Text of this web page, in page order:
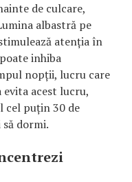
de culcare,
albastră pe
atenția în
inhiba
nopții, lucru care
acest lucru,
cel puțin 30 de
dormi.